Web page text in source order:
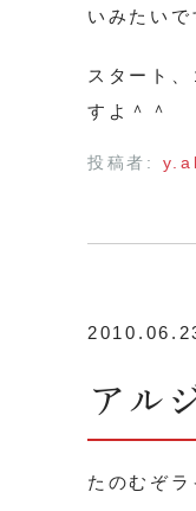
いみたいで
スタート
すよ＾＾
投稿者:
アル
たのむぞラ